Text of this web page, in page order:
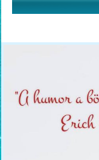
éjjel-
segítenek.